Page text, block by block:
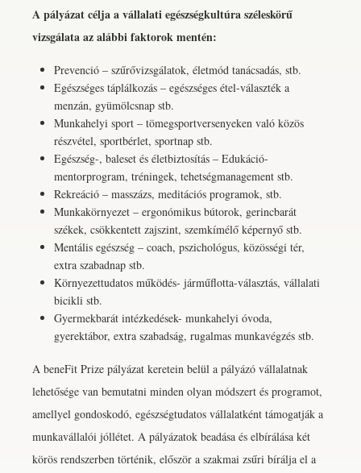
A pályázat célja a vállalati egészségkultúra széleskörű
vizsgálata az alábbi faktorok mentén:
Prevenció – szűrővizsgálatok, életmód tanácsadás, stb.
Egészséges táplálkozás – egészséges étel-választék a
menzán, gyümölcsnap stb.
Munkahelyi sport – tömegsportversenyeken való közös
részvétel, sportbérlet, sportnap stb.
Egészség-, baleset és életbiztosítás – Edukáció-
mentorprogram, tréningek, tehetségmanagement stb.
Rekreáció – masszázs, meditációs programok, stb.
Munkakörnyezet – ergonómikus bútorok, gerincbarát
székek, csökkentett zajszint, szemkímélő képernyő stb.
Mentális egészség – coach, pszichológus, közösségi tér,
extra szabadnap stb.
Környezettudatos működés- járműflotta-választás, vállalati
bicikli stb.
Gyermekbarát intézkedések- munkahelyi óvoda,
gyerektábor, extra szabadság, rugalmas munkavégzés stb.
A beneFit Prize pályázat keretein belül a pályázó vállalatnak
lehetősége van bemutatni minden olyan módszert és programot,
amellyel gondoskodó, egészségtudatos vállalatként támogatják a
munkavállalói jóllétet. A pályázatok beadása és elbírálása két
körös rendszerben történik, először a szakmai zsűri bírálja el a